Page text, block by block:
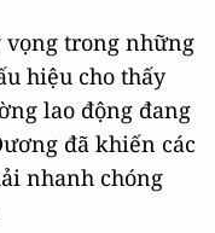
​​trong những
hiệu cho thấy
lao động đang
đã khiến các
nhanh chóng